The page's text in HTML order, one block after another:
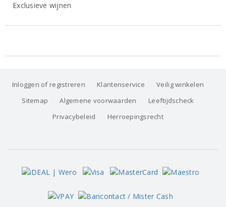
Exclusieve wijnen
Inloggen of registreren Klantenservice
Veilig winkelen
Sitemap
Algemene voorwaarden
Leeftijdscheck
Privacybeleid
Herroepingsrecht